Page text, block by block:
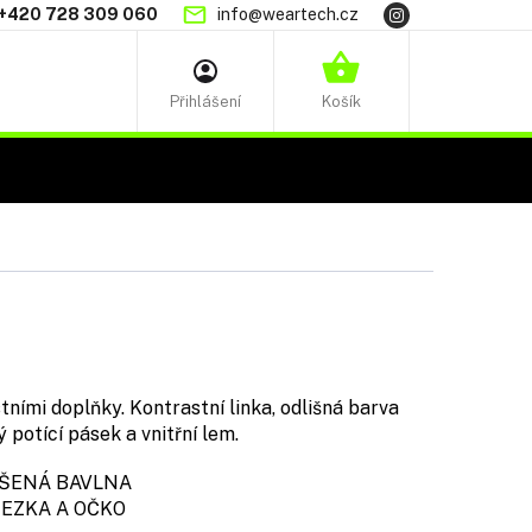
728 309 060 info@weartech.cz
NÁKUPNÍ
doplňky. Kontrastní linka, odlišná barva
potící pásek a vnitřní lem.
BAVLNA
A OČKO